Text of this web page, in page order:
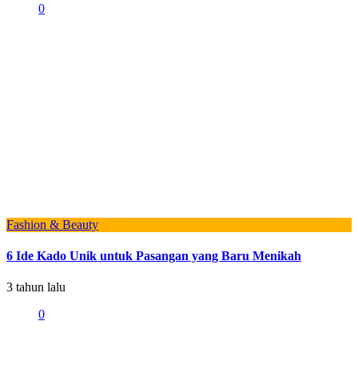
0
Fashion & Beauty
6 Ide Kado Unik untuk Pasangan yang Baru Menikah
3 tahun lalu
0